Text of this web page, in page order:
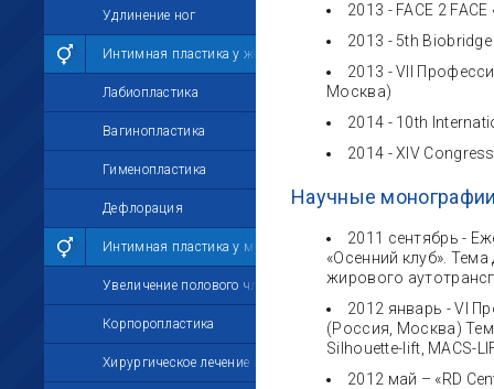
Удлинение ног
Интимная пластика у женщин
Лабиопластика
Вагинопластика
Гименопластика
Дефлорация
Интимная пластика у мужчин
Увеличение полового члена
Корпоропластика
Хирургическое лечение импотенции
2013 - FACE 2
2013 - 5th
2013 - VII
Москва)
2014 - 10th
2014 - XIV
Научные
2011 сентябрь -
«Осенний клуб».
жирового
2012 январь - VI
(Россия, Москва)
Silhouette-lift, MACS-
2012 май – «RD